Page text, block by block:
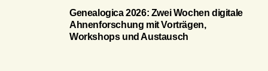
Genealogica 2026: Zwei Wochen digitale
Ahnenforschung mit Vorträgen,
Workshops und Austausch